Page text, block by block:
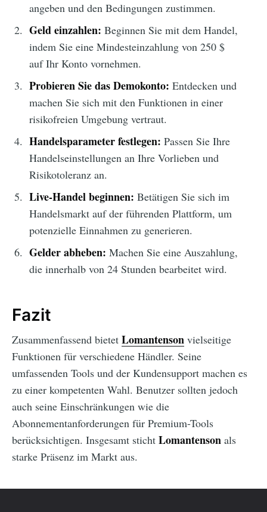
angeben und den Bedingungen zustimmen.
Geld einzahlen: Beginnen Sie mit dem Handel,
indem Sie eine Mindesteinzahlung von 250 $
auf Ihr Konto vornehmen.
Probieren Sie das Demokonto: Entdecken und
machen Sie sich mit den Funktionen in einer
risikofreien Umgebung vertraut.
Handelsparameter festlegen: Passen Sie Ihre
Handelseinstellungen an Ihre Vorlieben und
Risikotoleranz an.
Live-Handel beginnen: Betätigen Sie sich im
Handelsmarkt auf der führenden Plattform, um
potenzielle Einnahmen zu generieren.
Gelder abheben: Machen Sie eine Auszahlung,
die innerhalb von 24 Stunden bearbeitet wird.
Fazit
Zusammenfassend bietet Lomantenson vielseitige
Funktionen für verschiedene Händler. Seine
umfassenden Tools und der Kundensupport machen es
zu einer kompetenten Wahl. Benutzer sollten jedoch
auch seine Einschränkungen wie die
Abonnementanforderungen für Premium-Tools
berücksichtigen. Insgesamt sticht Lomantenson als
starke Präsenz im Markt aus.